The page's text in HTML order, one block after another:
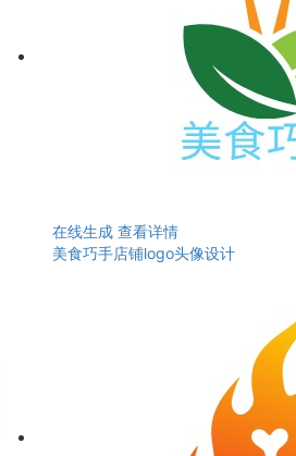
在线生成 查看详情
美食巧手店铺logo头像设计